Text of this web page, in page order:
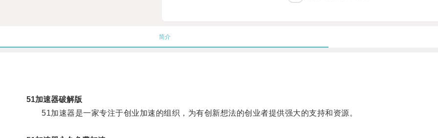
简介
51加速器破解版
51加速器是一家专注于创业加速的组织，为有创新想法的创业者提供强大的支持和资源。